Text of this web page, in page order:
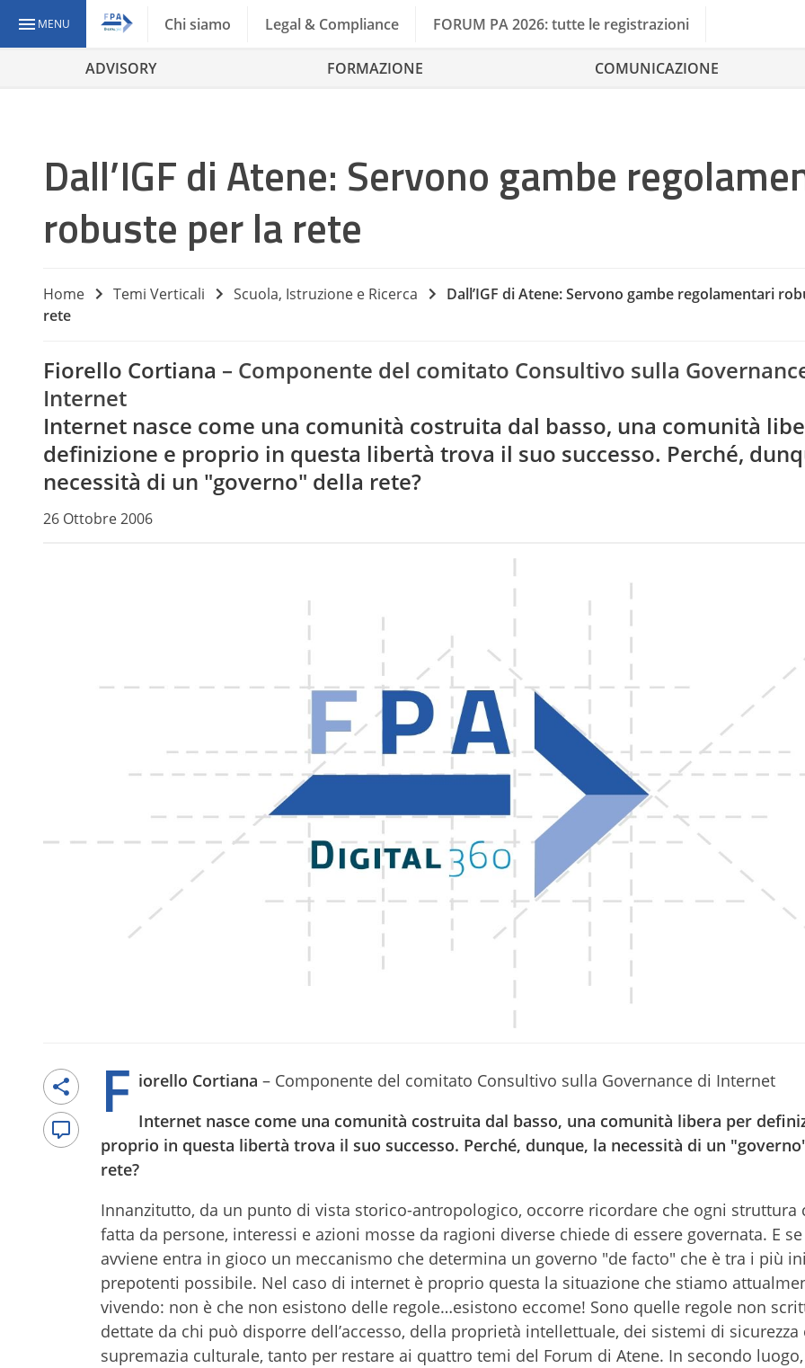
MENU Chi siamo Legal & Compliance FORUM PA 2026: tutte le registrazioni
ADVISORY FORMAZIONE COMUNICAZIONE
Dall’IGF di Atene: Servono gambe
robuste per la rete
Home Temi Verticali Scuola, Istruzione e Ricerca
Dall’IGF di Atene: Servono gambe regolamentari
rete
Fiorello Cortiana – Componente del comitato Consultivo sulla
Internet
Internet nasce come una comunità costruita dal basso, una comunità
definizione e proprio in questa libertà trova il suo successo. Perché,
necessità di un "governo" della rete?
26 Ottobre 2006
F iorello Cortiana – Componente del comitato Consultivo sulla Governance di Internet
Internet nasce come una comunità costruita dal basso, una comunità libera per
proprio in questa libertà trova il suo successo. Perché, dunque, la necessità di un
rete?
Innanzitutto, da un punto di vista storico-antropologico, occorre ricordare che ogni struttura
fatta da persone, interessi e azioni mosse da ragioni diverse chiede di essere governata. E
avviene entra in gioco un meccanismo che determina un governo "de facto" che è tra i più
prepotenti possibile. Nel caso di internet è proprio questa la situazione che stiamo
vivendo: non è che non esistono delle regole…esistono eccome! Sono quelle regole non
dettate da chi può disporre dell’accesso, della proprietà intellettuale, dei sistemi di sicurezza
supremazia culturale, tanto per restare ai quattro temi del Forum di Atene. In secondo